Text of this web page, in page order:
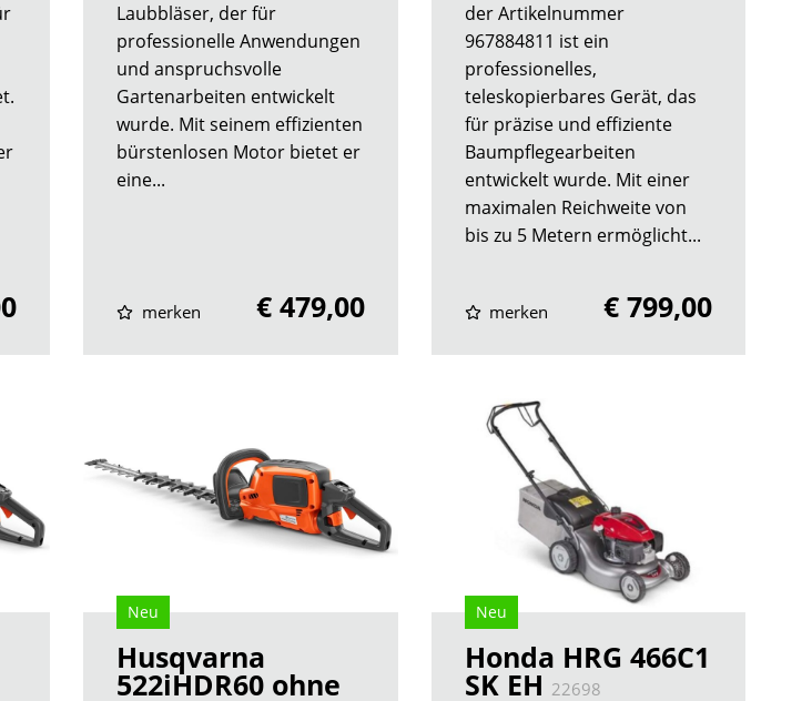
Laubbläser, der für
professionelle Anwendungen
und anspruchsvolle
Gartenarbeiten entwickelt
wurde. Mit seinem effizienten
bürstenlosen Motor bietet er
eine...
merken € 479,00
der Artikelnummer
967884811 ist ein
professionelles,
teleskopierbares Gerät, das
für präzise und effiziente
Baumpflegearbeiten
entwickelt wurde. Mit einer
maximalen Reichweite von
bis zu 5 Metern ermöglicht...
merken € 799,00
Neu
Husqvarna
522iHDR60 ohne
Neu
Honda HRG 466C1
SK EH 22698